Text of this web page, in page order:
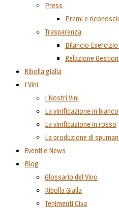
Press
Premi e
Trasparenza
Bilancio
Relazione
Ribolla gialla
I Vini
I Nostri Vini
La vinificazione in bianco
La vinificazione in rosso
La produzione di
Eventi e News
Blog
Glossario del Vino
Ribolla Gialla
Tenimenti Civa